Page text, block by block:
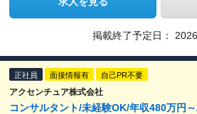
掲載終了予定日：
正社員 面接情報有 自己PR不要
アクセンチュア株式会社
コンサルタント/未経験OK/年収480万円